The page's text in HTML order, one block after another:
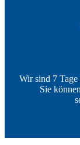
Wir sind 7
Sie